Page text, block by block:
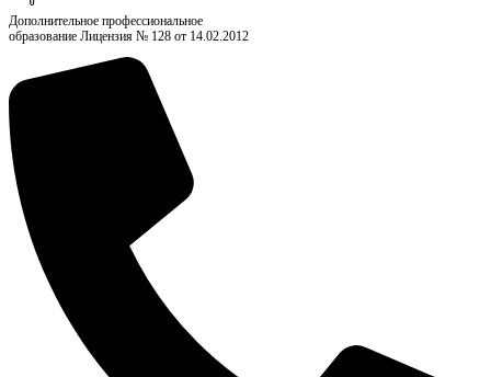
Дополнительное профессиональное
образование Лицензия № 128 от 14.02.2012
0
0